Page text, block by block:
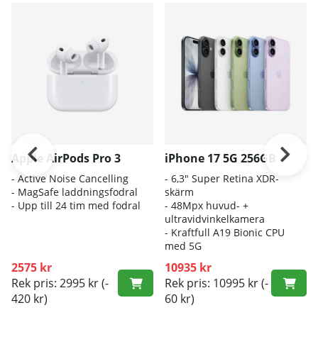
Apple AirPods Pro 3
- Active Noise Cancelling
- MagSafe laddningsfodral
- Upp till 24 tim med fodral
2575 kr
Rek pris: 2995 kr(-
420 kr)
iPhone 17 5G 256GB
- 6,3" Super Retina XDR-
skärm
- 48Mpx huvud- +
ultravidvinkelkamera
- Kraftfull A19 Bionic CPU
med 5G
10935 kr
Rek pris: 10995 kr(-
60 kr)